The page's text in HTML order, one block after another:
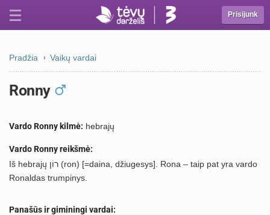
Prisijunk
Pradžia Vaikų vardai
Ronny
Vardo Ronny kilmė: hebrajų
Vardo Ronny reikšmė:
Iš hebrajų רוֹן (ron) [=daina, džiugesys]. Rona – taip pat yra vardo
Ronaldas trumpinys.
Panašūs ir giminingi vardai: